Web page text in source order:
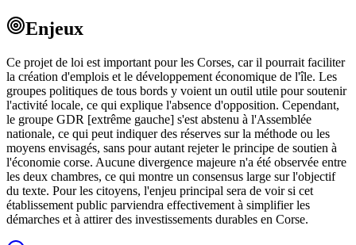
Enjeux
Ce projet de loi est important pour les Corses, car il pourrait faciliter
la création d'emplois et le développement économique de l'île. Les
groupes politiques de tous bords y voient un outil utile pour soutenir
l'activité locale, ce qui explique l'absence d'opposition. Cependant,
le groupe GDR [extrême gauche] s'est abstenu à l'Assemblée
nationale, ce qui peut indiquer des réserves sur la méthode ou les
moyens envisagés, sans pour autant rejeter le principe de soutien à
l'économie corse. Aucune divergence majeure n'a été observée entre
les deux chambres, ce qui montre un consensus large sur l'objectif
du texte. Pour les citoyens, l'enjeu principal sera de voir si cet
établissement public parviendra effectivement à simplifier les
démarches et à attirer des investissements durables en Corse.